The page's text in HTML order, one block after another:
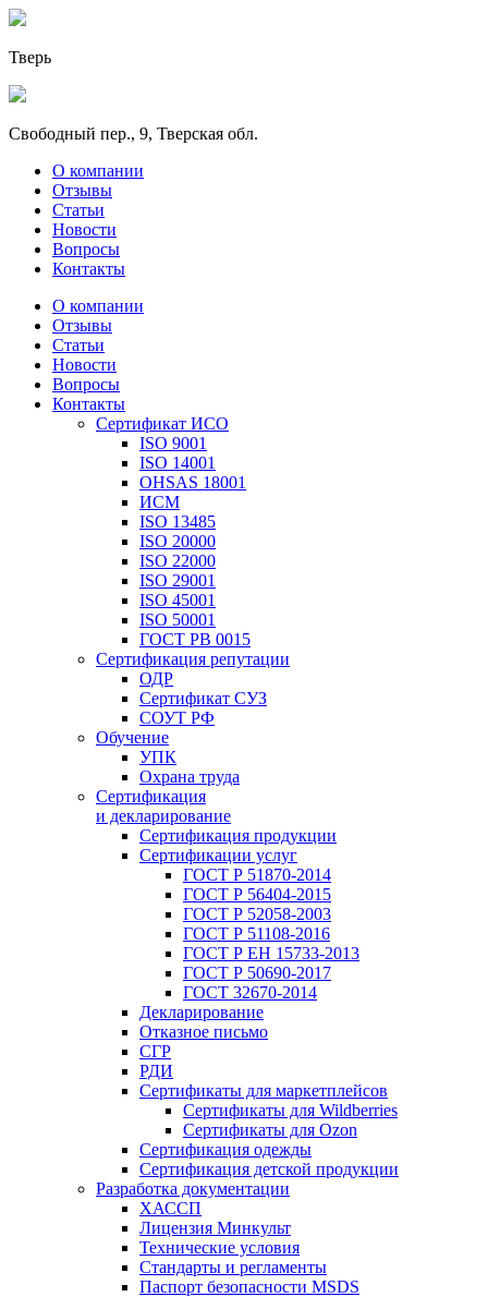
Тверь
Свободный пер., 9, Тверская обл.
О компании
Отзывы
Статьи
Новости
Вопросы
Контакты
О компании
Отзывы
Статьи
Новости
Вопросы
Контакты
Сертификат ИСО
ISO 9001
ISO 14001
OHSAS 18001
ИСМ
ISO 13485
ISO 20000
ISO 22000
ISO 29001
ISO 45001
ISO 50001
ГОСТ РВ 0015
Сертификация репутации
ОДР
Сертификат СУЗ
СОУТ РФ
Обучение
УПК
Охрана труда
Сертификация
и декларирование
Сертификация продукции
Сертификации услуг
ГОСТ Р 51870-2014
ГОСТ Р 56404-2015
ГОСТ Р 52058-2003
ГОСТ Р 51108-2016
ГОСТ Р ЕН 15733-2013
ГОСТ Р 50690-2017
ГОСТ 32670-2014
Декларирование
Отказное письмо
СГР
РДИ
Сертификаты для маркетплейсов
Сертификаты для Wildberries
Сертификаты для Ozon
Сертификация одежды
Сертификация детской продукции
Разработка документации
ХАССП
Лицензия Минкульт
Технические условия
Стандарты и регламенты
Паспорт безопасности MSDS